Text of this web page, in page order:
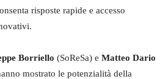
risposte rapide e accesso
Borriello (SoReSa) e Matteo Dario
mostrato le potenzialità della